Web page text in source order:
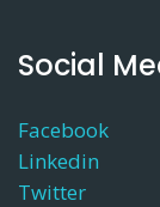
Social
Facebook
Linkedin
Twitter